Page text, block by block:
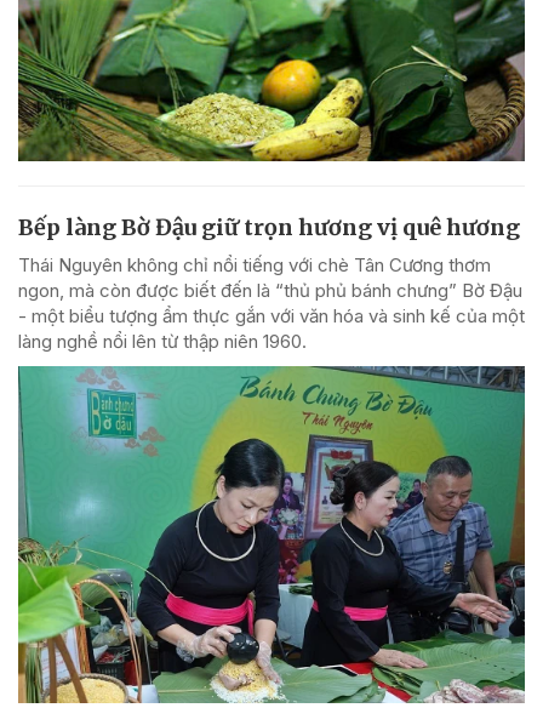
Bếp làng Bờ Đậu giữ trọn hương vị quê hương
Thái Nguyên không chỉ nổi tiếng với chè Tân Cương thơm
ngon, mà còn được biết đến là “thủ phủ bánh chưng” Bờ Đậu
- một biểu tượng ẩm thực gắn với văn hóa và sinh kế của một
làng nghề nổi lên từ thập niên 1960.